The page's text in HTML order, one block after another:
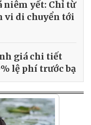
niêm yết: Chỉ từ
vi di chuyển tới
giá chi tiết
lệ phí trước bạ